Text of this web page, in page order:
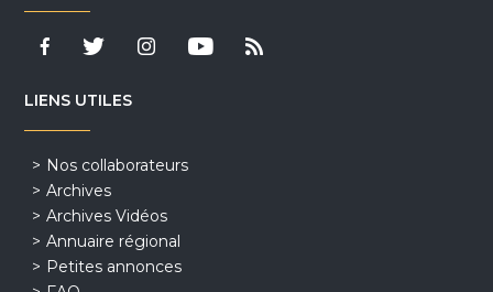
LIENS UTILES
Nos collaborateurs
Archives
Archives Vidéos
Annuaire régional
Petites annonces